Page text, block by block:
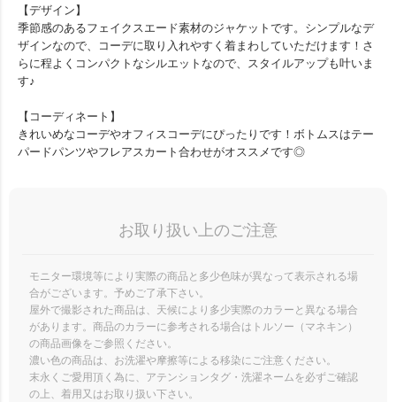
【デザイン】
季節感のあるフェイクスエード素材のジャケットです。シンプルなデ
ザインなので、コーデに取り入れやすく着まわしていただけます！さ
らに程よくコンパクトなシルエットなので、スタイルアップも叶いま
す♪
【コーディネート】
きれいめなコーデやオフィスコーデにぴったりです！ボトムスはテー
パードパンツやフレアスカート合わせがオススメです◎
お取り扱い上のご注意
モニター環境等により実際の商品と多少色味が異なって表示される場
合がございます。予めご了承下さい。
屋外で撮影された商品は、天候により多少実際のカラーと異なる場合
があります。商品のカラーに参考される場合はトルソー（マネキン）
の商品画像をご参照ください。
濃い色の商品は、お洗濯や摩擦等による移染にご注意ください。
末永くご愛用頂く為に、アテンションタグ・洗濯ネームを必ずご確認
の上、着用又はお取り扱い下さい。